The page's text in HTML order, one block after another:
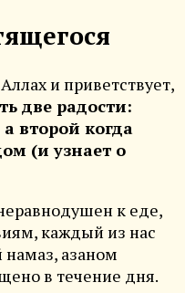
и приветствует,
две радости:
второй когда
(и узнает о
к еде,
каждый из нас
намаз, азаном
в течение дня.